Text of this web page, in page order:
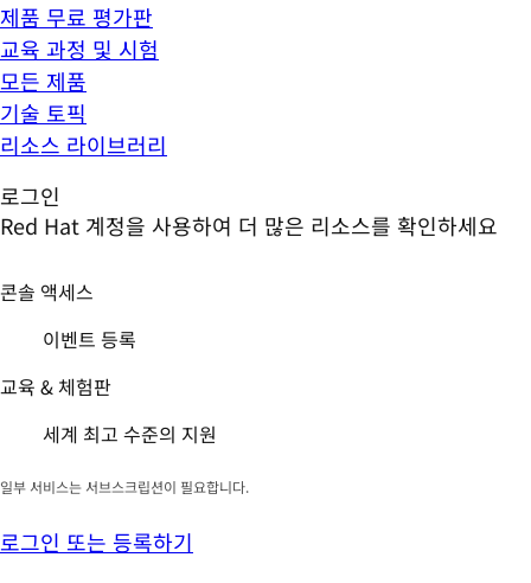
제품 무료 평가판
교육 과정 및 시험
모든 제품
기술 토픽
리소스 라이브러리
로그인
Red Hat 계정을 사용하여 더 많은 리소스를 확인하세요
콘솔 액세스
이벤트 등록
교육 & 체험판
세계 최고 수준의 지원
일부 서비스는 서브스크립션이 필요합니다.
로그인 또는 등록하기